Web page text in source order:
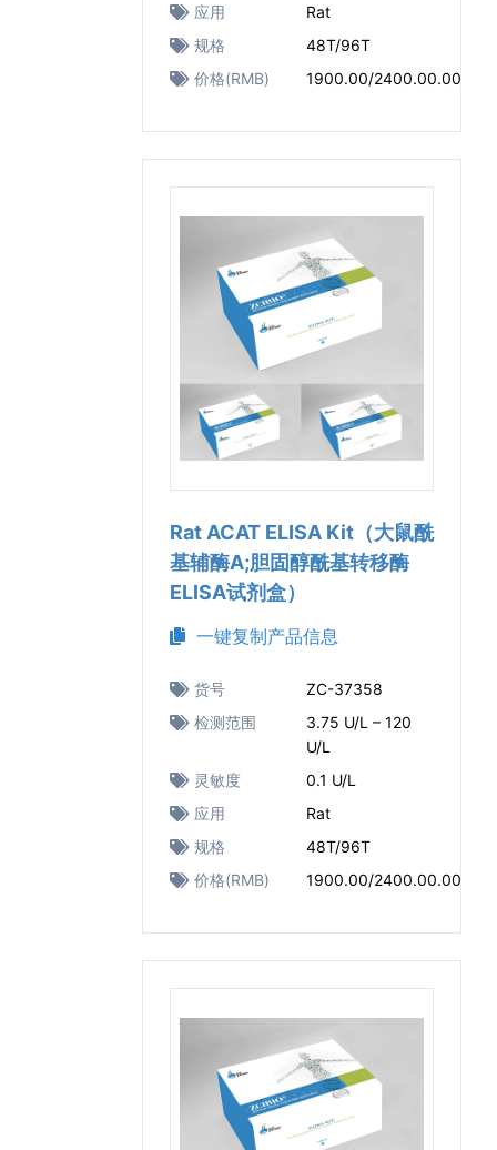
应用
Rat
规格
48T/96T
价格(RMB)
1900.00/2400.00.00
Rat ACAT ELISA Kit（大鼠酰
基辅酶A;胆固醇酰基转移酶
ELISA试剂盒）
一键复制产品信息
货号
ZC-37358
检测范围
3.75 U/L – 120
U/L
灵敏度
0.1 U/L
应用
Rat
规格
48T/96T
价格(RMB)
1900.00/2400.00.00